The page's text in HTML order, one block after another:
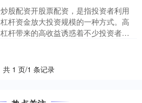
炒股配资开股票配资，是指投资者利用
杠杆资金放大投资规模的一种方式。高
杠杆带来的高收益诱惑着不少投资者，
共 1 页/1 条记录